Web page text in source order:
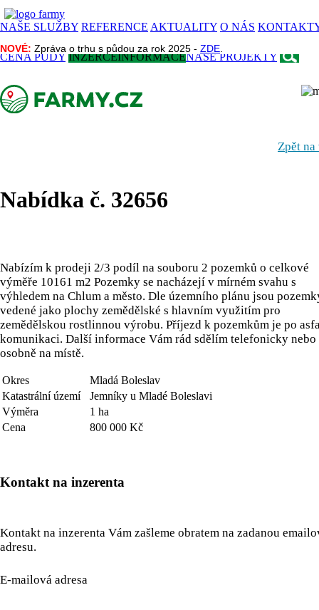
NAŠE SLUŽBY REFERENCE AKTUALITY O NÁS
NOVÉ: Zpráva o trhu s půdou za rok 2025 - ZDE
CENA PŮDY INZERCEINFORMACENAŠE PROJEKTY
NOVÉ: Zpráva o trhu s půdou za rok 2025 - ZDE
Zpět
Nabídka č. 32656
Nabízím k prodeji 2/3 podíl na souboru 2 pozemků o celkové
výměře 10161 m2 Pozemky se nacházejí v mírném svahu s
výhledem na Chlum a město. Dle územního plánu jsou
vedené jako plochy zemědělské s hlavním využitím pro
zemědělskou rostlinnou výrobu. Příjezd k pozemkům je po
komunikaci. Další informace Vám rád sdělím telefonicky nebo
osobně na místě.
Okres
Mladá Boleslav
Katastrální území
Jemníky u Mladé Boleslavi
Výměra
1 ha
Cena
800 000 Kč
Kontakt na inzerenta
Kontakt na inzerenta Vám zašleme obratem na zadanou
adresu.
E-mailová adresa